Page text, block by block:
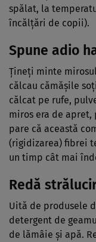
spălat, la
încălţări de copii).
Spune adio
Ţineţi minte
călcau cămăşile
călcat pe rufe,
miros era de apret,
pare că această
(rigidizarea) fibrei
un timp cât mai
Redă
Uită de produsele
detergent de
de lămâie şi apă.